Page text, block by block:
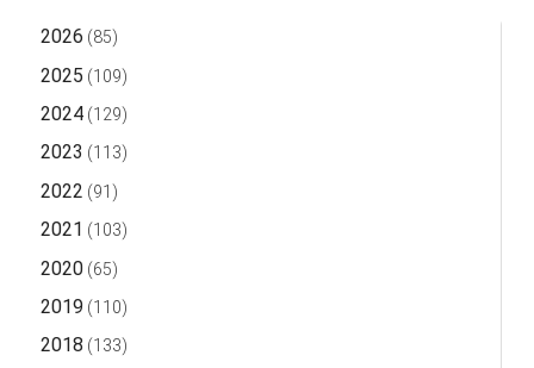
2026 (85)
2025 (109)
2024(129)
2023 (113)
2022 (91)
2021 (103)
2020(65)
2019 (110)
2018 (133)